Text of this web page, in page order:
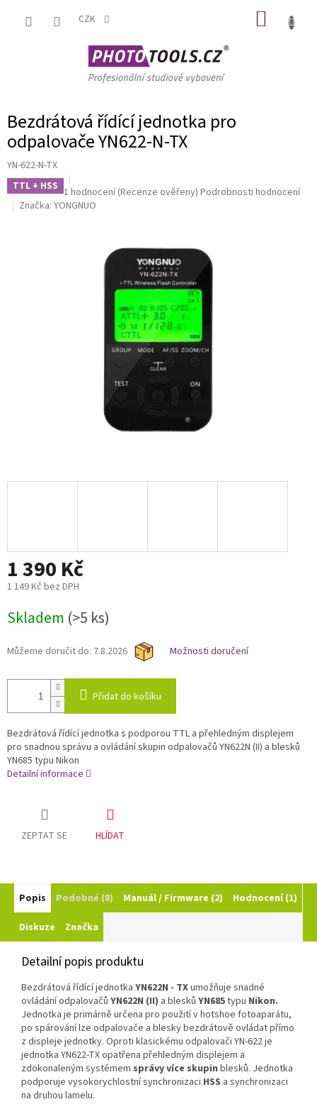
CZK
Bezdrátová řídící jednotka pro
odpalovače YN622-N-TX
YN-622-N-TX
TTL + HSS Průměrné
hodnocení
1 hodnocení(Recenze ověřeny) Podrobnosti hodnocení
Značka: YONGNUO
1 390 Kč
1 149 Kč bez DPH
cena:
Skladem (>5 ks)
Můžeme doručit do: 7.8.2026 Možnosti doručení
Přidat do košíku
Bezdrátová řídící jednotka s podporou TTL a přehledným displejem
pro snadnou správu a ovládání skupin odpalovačů YN622N (II) a blesků
YN685 typu Nikon
Detailní informace
ZEPTAT SE HLÍDAT
Popis Podobné (8) Manuál / Firmware (2) Hodnocení (1)
Diskuze Značka
Detailní popis produktu
Bezdrátová řídící jednotka YN622N - TXumožňuje snadné
ovládání odpalovačů YN622N (II) a blesků YN685typu Nikon.
Jednotka je primárně určena pro použití v hotshoe fotoaparátu,
po spárování lze odpalovače a blesky bezdrátově ovládat přímo
z displeje jednotky. Oproti klasickému odpalovači YN-622 je
jednotka YN622-TX opatřena přehledným displejem a
zdokonaleným systémem správy více skupin blesků. Jednotka
podporuje vysokorychlostní synchronizaci HSS a synchronizaci
na druhou lamelu.